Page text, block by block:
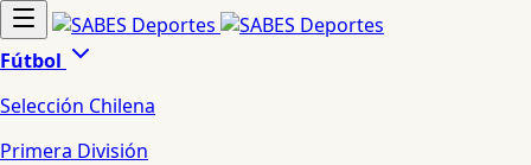
Fútbol
Selección Chilena
Primera División